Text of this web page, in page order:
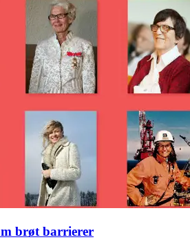
brøt barrierer